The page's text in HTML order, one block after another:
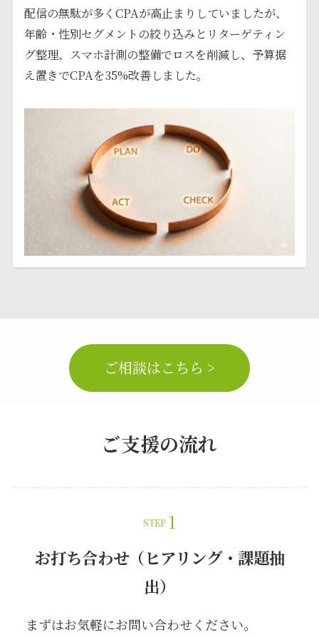
配信の無駄が多くCPAが高止まりしていましたが、
年齢・性別セグメントの絞り込みとリターゲティン
グ整理、スマホ計測の整備でロスを削減し、予算据
え置きでCPAを35%改善しました。
ご相談はこちら >
ご支援の流れ
STEP
お打ち合わせ（ヒアリング・課題抽
出）
まずはお気軽にお問い合わせください。